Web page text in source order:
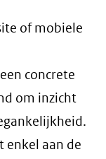
of mobiele
concrete
om inzicht
enkel aan de